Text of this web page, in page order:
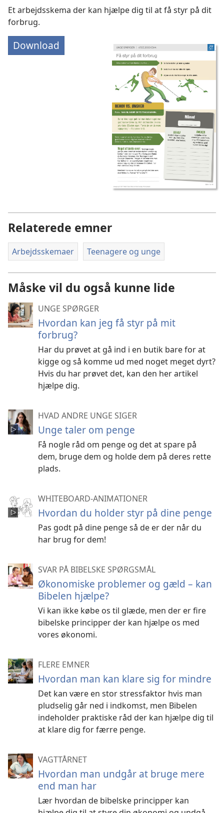
Et arbejdsskema der kan hjælpe dig til at få styr på dit
forbrug.
Download
Relaterede emner
Arbejdsskemaer Teenagere og unge
Måske vil du også kunne lide
UNGE SPØRGER
Hvordan kan jeg få styr på mit
forbrug?
Har du prøvet at gå ind i en butik bare for at
kigge og så komme ud med noget meget dyrt?
Hvis du har prøvet det, kan den her artikel
hjælpe dig.
HVAD ANDRE UNGE SIGER
Unge taler om penge
Få nogle råd om penge og det at spare på
dem, bruge dem og holde dem på deres rette
plads.
WHITEBOARD-ANIMATIONER
Hvordan du holder styr på dine penge
Pas godt på dine penge så de er der når du
har brug for dem!
SVAR PÅ BIBELSKE SPØRGSMÅL
Økonomiske problemer og gæld – kan
Bibelen hjælpe?
Vi kan ikke købe os til glæde, men der er fire
bibelske principper der kan hjælpe os med
vores økonomi.
FLERE EMNER
Hvordan man kan klare sig for mindre
Det kan være en stor stressfaktor hvis man
pludselig går ned i indkomst, men Bibelen
indeholder praktiske råd der kan hjælpe dig til
at klare dig for færre penge.
VAGTTÅRNET
Hvordan man undgår at bruge mere
end man har
Lær hvordan de bibelske principper kan